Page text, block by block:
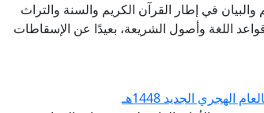
والبيان في إطار القرآن الكريم والسنة والتراث
اللغة وأصول الشريعة، بعيدًا عن الإسقاطات
الجديد 1448هـ